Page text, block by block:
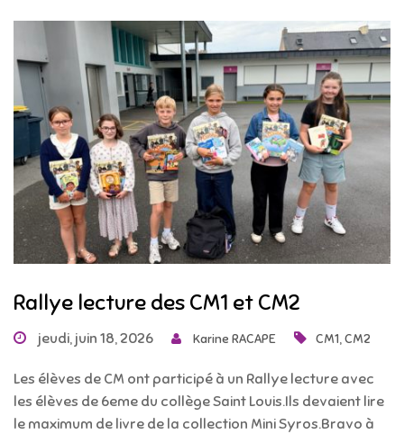
Rallye lecture des CM1 et CM2
jeudi, juin 18, 2026 Karine RACAPE CM1,CM2
Les élèves de CM ont participé à un Rallye lecture avec
les élèves de 6eme du collège Saint Louis.Ils devaient lire
le maximum de livre de la collection Mini Syros.Bravo à